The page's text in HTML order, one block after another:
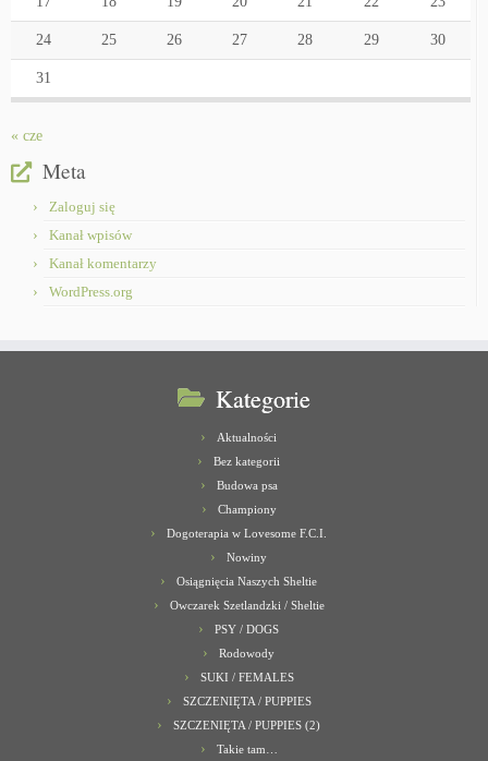
24 25 26 27 28 29 30
31
« cze
Meta
Zaloguj się
Kanał wpisów
Kanał komentarzy
WordPress.org
Kategorie
Aktualności
Bez kategorii
Budowa psa
Championy
Dogoterapia w Lovesome F.C.I.
Nowiny
Osiągnięcia Naszych Sheltie
Owczarek Szetlandzki / Sheltie
PSY / DOGS
Rodowody
SUKI / FEMALES
SZCZENIĘTA / PUPPIES
SZCZENIĘTA / PUPPIES (2)
Takie tam…